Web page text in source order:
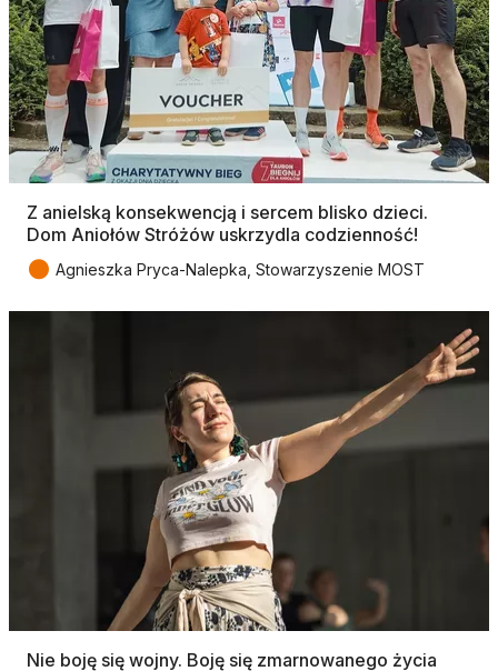
Z anielską konsekwencją i sercem blisko dzieci.
Dom Aniołów Stróżów uskrzydla codzienność!
● Agnieszka Pryca-Nalepka, Stowarzyszenie MOST
Nie boję się wojny. Boję się zmarnowanego życia